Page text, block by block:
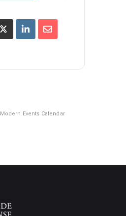
Modern Events Calendar